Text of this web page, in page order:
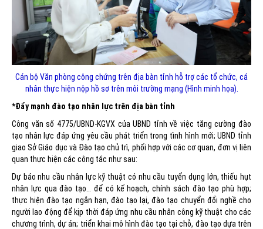
Cán bộ Văn phòng công chứng trên địa bàn tỉnh hỗ trợ các tổ chức, cá
nhân thực hiện nộp hồ sơ trên môi trường mạng (Hình minh họa).
*Đẩy mạnh đào tạo nhân lực trên địa bàn tỉnh
Công văn số 4775/UBND-KGVX của UBND tỉnh về việc tăng cường đào
tạo nhân lực đáp ứng yêu cầu phát triển trong tình hình mới; UBND tỉnh
giao Sở Giáo dục và Đào tạo chủ trì, phối hợp với các cơ quan, đơn vị liên
quan thực hiện các công tác như sau:
Dự báo nhu cầu nhân lực kỹ thuật có nhu cầu tuyển dụng lớn, thiếu hụt
nhân lực qua đào tạo… để có kế hoạch, chính sách đào tạo phù hợp;
thực hiện đào tạo ngắn hạn, đào tạo lại, đào tạo chuyển đổi nghề cho
người lao động để kịp thời đáp ứng nhu cầu nhân công kỹ thuật cho các
chương trình, dự án; triển khai mô hình đào tạo tại chỗ, đào tạo dựa trên